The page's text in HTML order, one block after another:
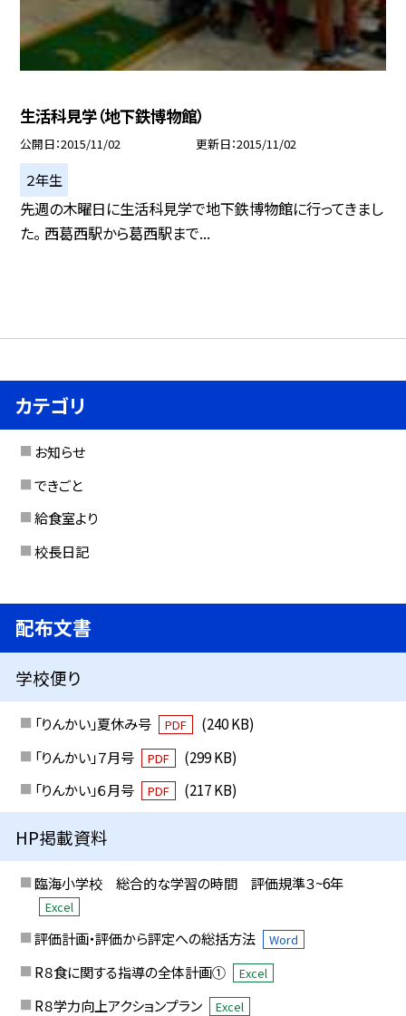
生活科見学（地下鉄博物館）
公開日 2015/11/02 更新日 2015/11/02
２年生
先週の木曜日に生活科見学で地下鉄博物館に行ってきまし
た。 西葛西駅から葛西駅まで...
カテゴリ
お知らせ
できごと
給食室より
校長日記
配布文書
学校便り
「りんかい」夏休み号 PDF
(240 KB)
「りんかい」７月号
PDF
(299 KB)
「りんかい」６月号
PDF (217 KB)
HP掲載資料
臨海小学校 総合的な学習の時間 評価規準３~6年
Excel
評価計画・評価から評定への総括方法 Word
R８食に関する指導の全体計画① Excel
R８学力向上アクションプラン Excel